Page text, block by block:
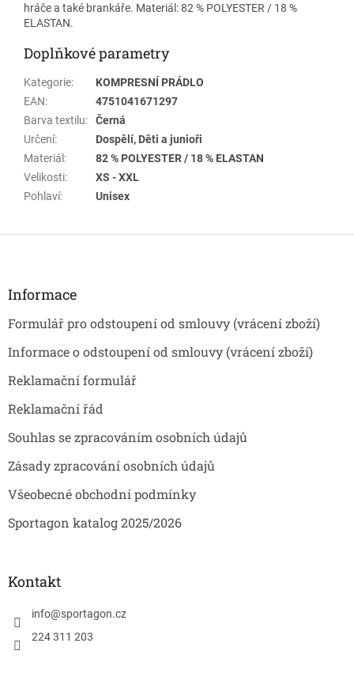
hráče a také brankáře. Materiál: 82 % POLYESTER / 18 %
ELASTAN.
Doplňkové parametry
Kategorie:
KOMPRESNÍ PRÁDLO
EAN:
4751041671297
Barva textilu:
Černá
Určení:
Dospělí, Děti a junioři
Materiál :
82 % POLYESTER / 18 % ELASTAN
Velikosti:
XS - XXL
Pohlaví: Unisex
Z
Informace
Formulář pro odstoupení od smlouvy (vrácení zboží)
Informace o odstoupení od smlouvy (vrácení zboží)
Reklamační formulář
Reklamační řád
Souhlas se zpracováním osobních údajů
Zásady zpracování osobních údajů
Všeobecné obchodní podmínky
Sportagon katalog 2025/2026
Kontakt
info@sportagon.cz
224 311 203